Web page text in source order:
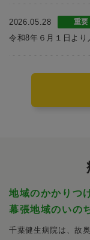
2026.05.28 重要
令和8年６月１日よ
地域のかかりつ
幕張地域のいの
千葉健生病院は、故